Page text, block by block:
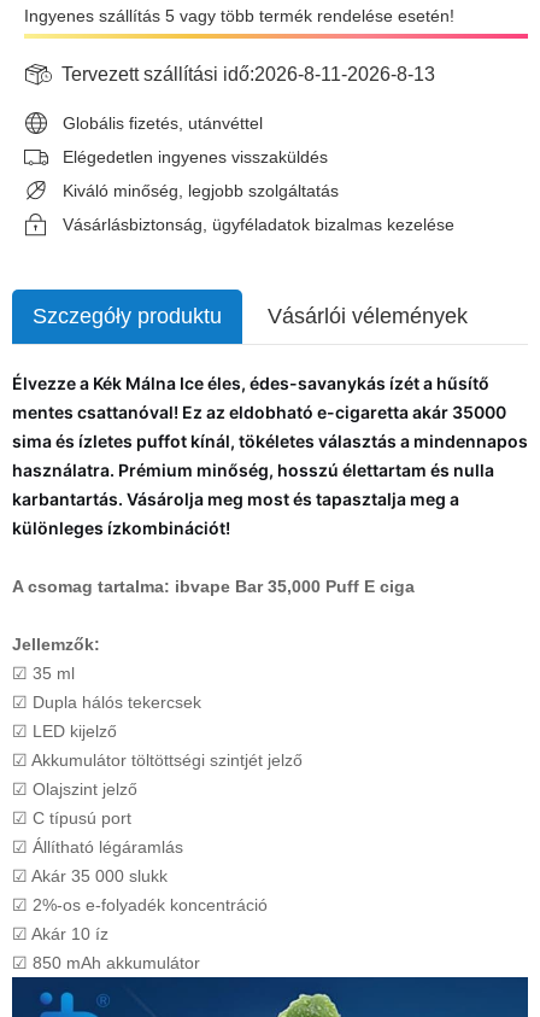
Ingyenes szállítás 5 vagy több termék rendelése esetén!
Tervezett szállítási idő:2026-8-11-2026-8-13
Globális fizetés, utánvéttel
Elégedetlen ingyenes visszaküldés
Kiváló minőség, legjobb szolgáltatás
Vásárlásbiztonság, ügyféladatok bizalmas kezelése
Szczegóły produktu Vásárlói vélemények
Élvezze a Kék Málna Ice éles, édes-savanykás ízét a hűsítő
mentes csattanóval! Ez az eldobható e-cigaretta akár 35000
sima és ízletes puffot kínál, tökéletes választás a mindennapos
használatra. Prémium minőség, hosszú élettartam és nulla
karbantartás. Vásárolja meg most és tapasztalja meg a
különleges ízkombinációt!
A csomag tartalma: ibvape Bar 35,000 Puff E ciga
Jellemzők:
☑ 35 ml
☑ Dupla hálós tekercsek
☑ LED kijelző
☑ Akkumulátor töltöttségi szintjét jelző
☑ Olajszint jelző
☑ C típusú port
☑ Állítható légáramlás
☑ Akár 35 000 slukk
☑ 2%-os e-folyadék koncentráció
☑ Akár 10 íz
☑ 850 mAh akkumulátor